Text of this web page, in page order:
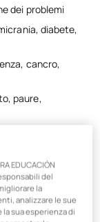
dei problemi
diabete,
cancro,
paure,
tecniche
EDUCACIÓN
del
la
analizzare le sue
sua esperienza di